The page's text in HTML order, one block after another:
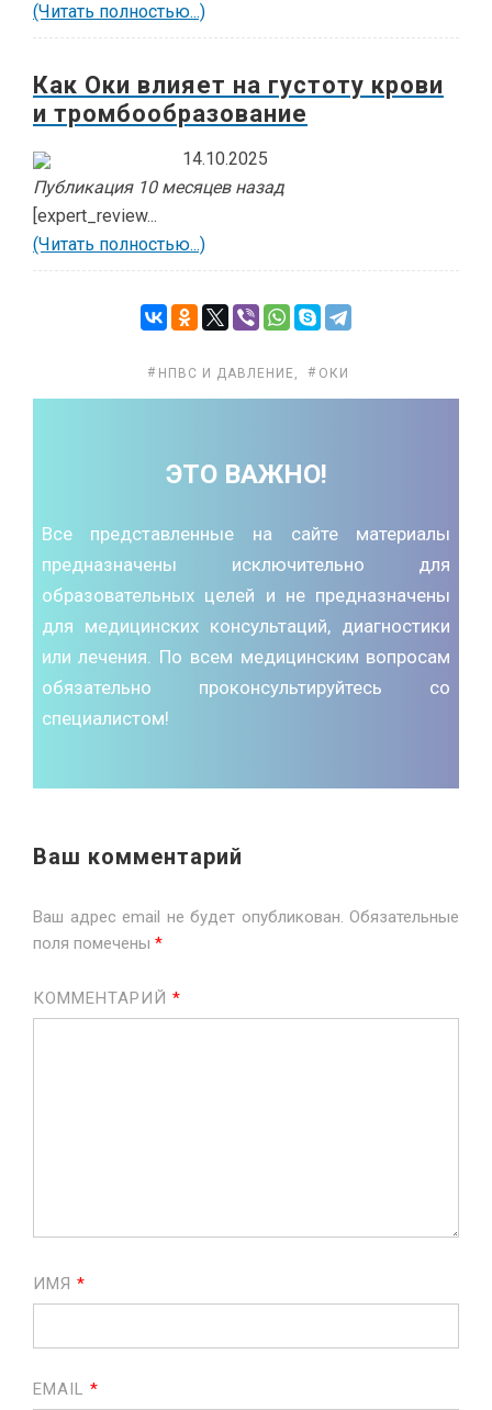
(Читать полностью...)
Как Оки влияет на густоту крови
и тромбообразование
14.10.2025
Публикация 10 месяцев назад
[expert_review...
(Читать полностью...)
НПВС И ДАВЛЕНИЕ , ОКИ
ЭТО ВАЖНО!
Все представленные на сайте материалы
предназначены исключительно для
образовательных целей и не предназначены
для медицинских консультаций, диагностики
или лечения. По всем медицинским вопросам
обязательно проконсультируйтесь со
специалистом!
Ваш комментарий
Ваш адрес email не будет опубликован. Обязательные
поля помечены *
КОММЕНТАРИЙ *
ИМЯ *
EMAIL *